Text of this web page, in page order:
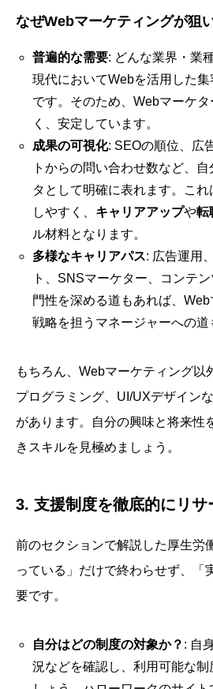
なぜWebマーケティングが狙
普遍的な需要: どんな業界・業
現代においてWebを活用した
です。そのため、Webマーケ
く、安定しています。
成果の可視化: SEOの順位、広
トからの問い合わせ数など、
タとして明確に表れます。こ
しやすく、 キャリアアップや転
ル材料となります。
多様なキャリアパス: 広告運用
ト、SNSマーケター、コンテ
門性を深める道もあれば、
戦略を担うマネージャーへの道
もちろん、Webマーケティング以
プログラミング、UI/UXデザイン
があります。自分の興味と将来性
きスキルを見極めましょう。
3. 支援制度を徹底的にリサ
前のセクションで解説した厚生労
っている」だけで終わらせず、「
要です。
自分はどの制度の対象か？ : 自
況などを確認し、利用可能な制